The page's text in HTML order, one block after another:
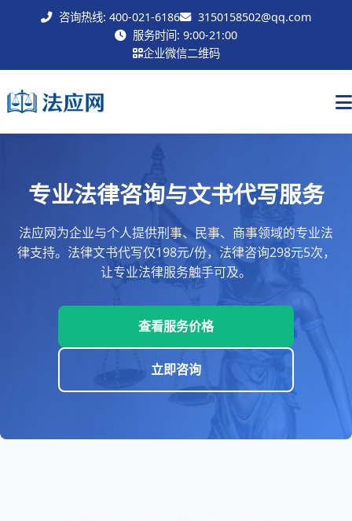
咨询热线: 400-021-6186
3150158502@qq.com
服务时间: 9:00-21:00
企业微信二维码
专业法律咨询与文书代写服务
法应网为企业与个人提供刑事、民事、商事领域的专业法
律支持。法律文书代写仅198元/份，法律咨询298元5次，
让专业法律服务触手可及。
查看服务价格
立即咨询